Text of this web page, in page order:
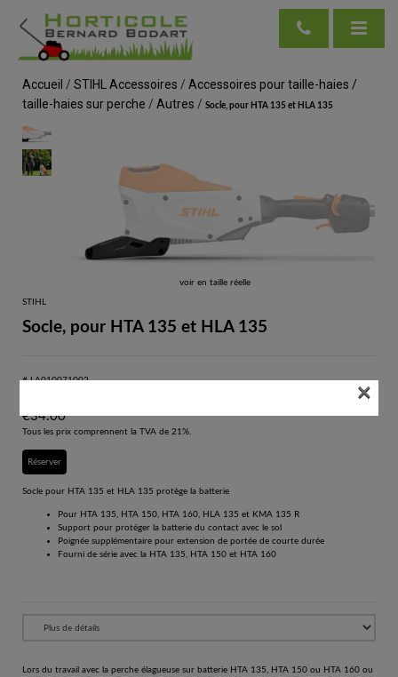
Accueil / STIHL Accessoires / Accessoires pour taille-haies /
taille-haies sur perche / Autres / Socle, pour HTA 135 et HLA 135
voir en taille réelle
STIHL
Socle, pour HTA 135 et HLA 135
# LA010071002
€34.00
Tous les prix comprennent la TVA de 21%.
Réserver
Socle pour HTA 135 et HLA 135 protège la batterie
Pour HTA 135, HTA 150, HTA 160, HLA 135 et KMA 135 R
Support pour protéger la batterie du contact avec le sol
Poignée supplémentaire pour extension de portée de courte durée
Fourni de série avec la HTA 135, HTA 150 et HTA 160
Lors du travail avec la perche élagueuse sur batterie HTA 135, HTA 150 ou HTA 160 ou
×